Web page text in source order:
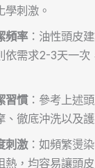
學刺激。
頻率：油性頭皮
依需求2-3天一次
習慣：參考上述
、徹底沖洗以及
刺激：如頻繁燙
熱，均容易讓頭